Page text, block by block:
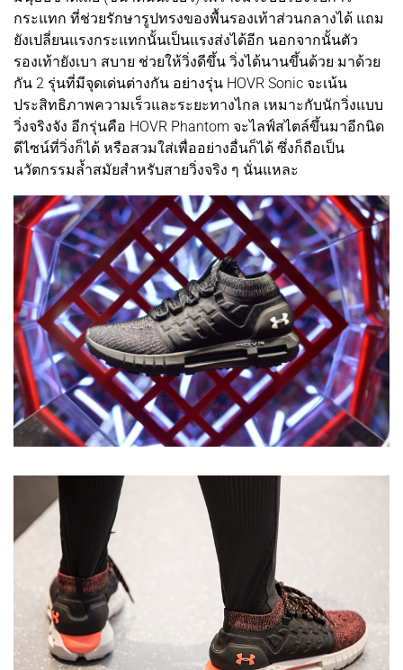
กระแทก ที่ช่วยรักษารูปทรงของพื้นรองเท้าส่วนกลางได้ แถม
ยังเปลี่ยนแรงกระแทกนั้นเป็นแรงส่งได้อีก นอกจากนั้นตัว
รองเท้ายังเบา สบาย ช่วยให้วิ่งดีขึ้น วิ่งได้นานขึ้นด้วย มาด้วย
กัน 2 รุ่นที่มีจุดเด่นต่างกัน อย่างรุ่น HOVR Sonic จะเน้น
ประสิทธิภาพความเร็วและระยะทางไกล เหมาะกับนักวิ่งแบบ
วิ่งจริงจัง อีกรุ่นคือ HOVR Phantom จะไลฟ์สไตล์ขึ้นมาอีกนิด
ดีไซน์ที่วิ่งก็ได้ หรือสวมใส่เพื่ออย่างอื่นก็ได้ ซึ่งก็ถือเป็น
นวัตกรรมล้ำสมัยสำหรับสายวิ่งจริง ๆ นั่นแหละ